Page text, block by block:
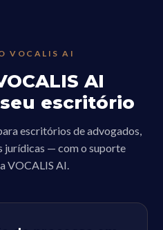
VOCALIS AI
AI
escritório
escritórios de advogados,
jurídicas — com o suporte
VOCALIS AI.